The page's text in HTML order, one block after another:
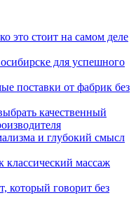
это стоит на самом деле
для успешного
поставки от фабрик без
качественный
и глубокий смысл
классический массаж
который говорит без